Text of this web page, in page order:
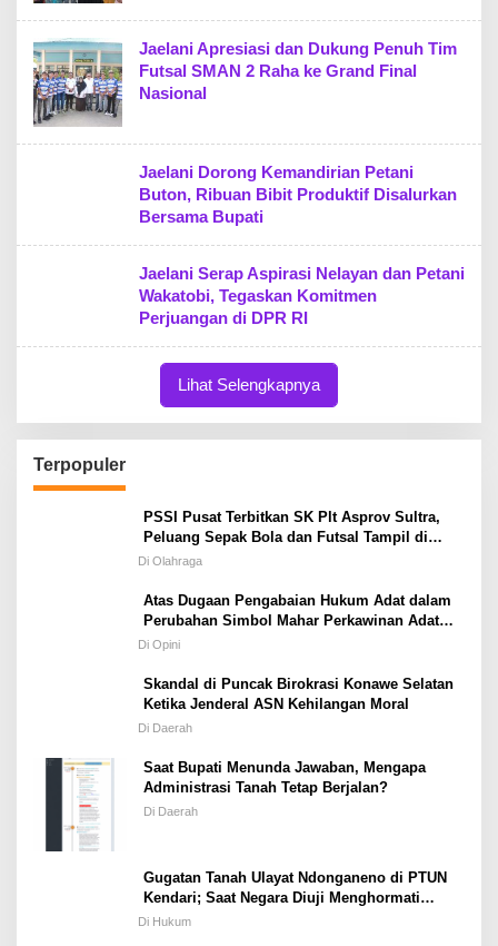
Jaelani Apresiasi dan Dukung Penuh Tim
Futsal SMAN 2 Raha ke Grand Final
Nasional
Jaelani Dorong Kemandirian Petani
Buton, Ribuan Bibit Produktif Disalurkan
Bersama Bupati
Jaelani Serap Aspirasi Nelayan dan Petani
Wakatobi, Tegaskan Komitmen
Perjuangan di DPR RI
Lihat Selengkapnya
Terpopuler
PSSI Pusat Terbitkan SK Plt Asprov Sultra,
Peluang Sepak Bola dan Futsal Tampil di
Porprov Tetap Terbuka
Di Olahraga
Atas Dugaan Pengabaian Hukum Adat dalam
Perubahan Simbol Mahar Perkawinan Adat
Masyarakat Pulau Wawonii
Di Opini
Skandal di Puncak Birokrasi Konawe Selatan
Ketika Jenderal ASN Kehilangan Moral
Di Daerah
Saat Bupati Menunda Jawaban, Mengapa
Administrasi Tanah Tetap Berjalan?
Di Daerah
Gugatan Tanah Ulayat Ndonganeno di PTUN
Kendari; Saat Negara Diuji Menghormati
Hukum atau Kekuasaan
Di Hukum